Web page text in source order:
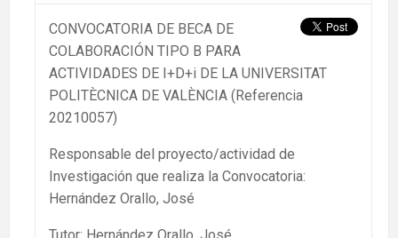
CONVOCATORIA DE BECA DE
COLABORACIÓN TIPO B PARA
ACTIVIDADES DE I+D+i DE LA UNIVERSITAT
POLITÈCNICA DE VALÈNCIA (Referencia
20210057)
Responsable del proyecto/actividad de
Investigación que realiza la Convocatoria:
Hernández Orallo, José